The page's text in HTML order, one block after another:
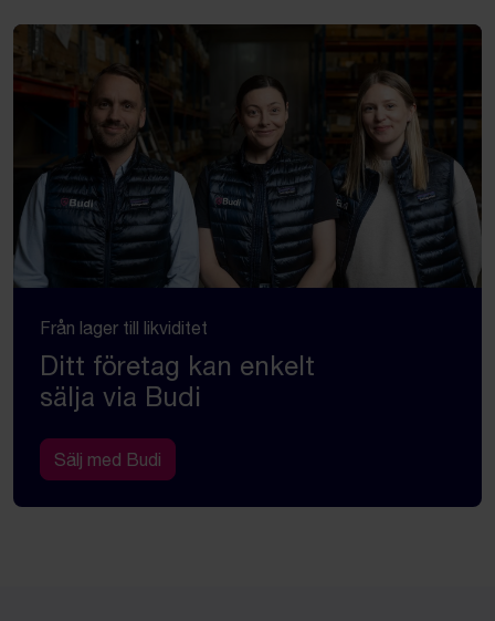
Från lager till likviditet
Ditt företag kan enkelt
sälja via Budi
Sälj med Budi